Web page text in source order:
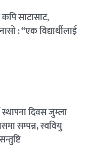
कपि साटासाट,
: “एक विद्यार्थीलाई
दिवस जुम्ला
सम्पन्न, स्ववियु